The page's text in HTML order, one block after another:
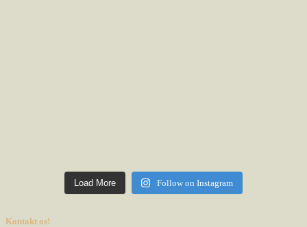
Load More Follow on Instagram
Kontakt os!